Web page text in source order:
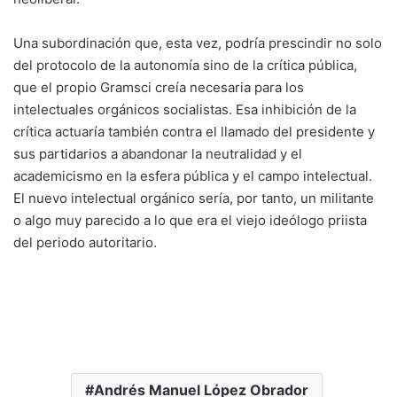
Una subordinación que, esta vez, podría prescindir no solo
del protocolo de la autonomía sino de la crítica pública,
que el propio Gramsci creía necesaria para los
intelectuales orgánicos socialistas. Esa inhibición de la
crítica actuaría también contra el llamado del presidente y
sus partidarios a abandonar la neutralidad y el
academicismo en la esfera pública y el campo intelectual.
El nuevo intelectual orgánico sería, por tanto, un militante
o algo muy parecido a lo que era el viejo ideólogo priista
del periodo autoritario.
Andrés Manuel López Obrador